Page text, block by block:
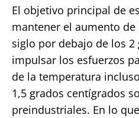
El objetivo principal de
mantener el aumento
siglo por debajo de los
impulsar los esfuerzos
de la temperatura
1,5 grados centígrados
preindustriales. En lo